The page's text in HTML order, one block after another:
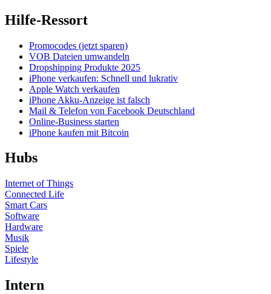
Hilfe-Ressort
Promocodes (jetzt sparen)
VOB Dateien umwandeln
Dropshipping Produkte 2025
iPhone verkaufen: Schnell und lukrativ
Apple Watch verkaufen
iPhone Akku-Anzeige ist falsch
Mail & Telefon von Facebook Deutschland
Online-Business starten
iPhone kaufen mit Bitcoin
Hubs
Internet of Things
Connected Life
Smart Cars
Software
Hardware
Musik
Spiele
Lifestyle
Intern